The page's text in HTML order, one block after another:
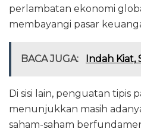
perlambatan ekonomi
membayangi pasar
BACA JUGA: Indah Kiat,
Di sisi lain, penguatan tipis
menunjukkan masih
saham-saham